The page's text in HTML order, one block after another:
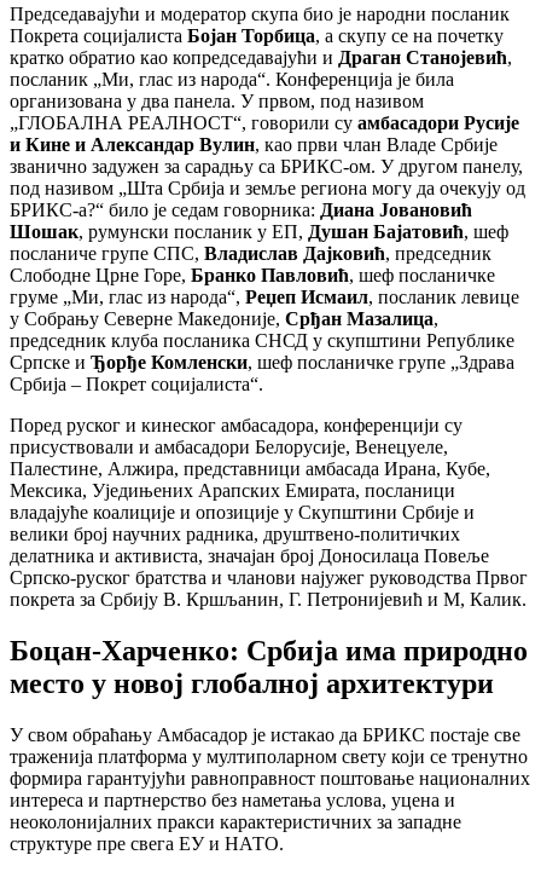
Председавајући и модератор скупа био је народни посланик
Покрета социјалиста Бојан Торбица, а скупу се на почетку
кратко обратио као копредседавајући и Драган Станојевић,
посланик „Ми, глас из народа“. Конференција је била
организована у два панела. У првом, под називом
„ГЛОБАЛНА РЕАЛНОСТ“, говорили су амбасадори Русије
и Кине и Александар Вулин, као први члан Владе Србије
званично задужен за сарадњу са БРИКС-ом. У другом панелу,
под називом „Шта Србија и земље региона могу да очекују од
БРИКС-а?“ било је седам говорника: Диана Јовановић
Шошак, румунски посланик у ЕП, Душан Бајатовић, шеф
посланиче групе СПС, Владислав Дајковић, председник
Слободне Црне Горе, Бранко Павловић, шеф посланичке
груме „Ми, глас из народа“, Реџеп Исмаил, посланик левице
у Собрању Северне Македоније, Срђан Мазалица,
председник клуба посланика СНСД у скупштини Републике
Српске и Ђорђе Комленски, шеф посланичке групе „Здрава
Србија – Покрет социјалиста“.
Поред руског и кинеског амбасадора, конференцији су
присуствовали и амбасадори Белорусије, Венецуеле,
Палестине, Алжира, представници амбасада Ирана, Кубе,
Мексика, Уједињених Арапских Емирата, посланици
владајуће коалиције и опозиције у Скупштини Србије и
велики број научних радника, друштвено-политичких
делатника и активиста, значајан број Доносилаца Повеље
Српско-руског братства и чланови најужег руководства Првог
покрета за Србију В. Кршљанин, Г. Петронијевић и М, Калик.
Боцан-Харченко: Србија има природно
место у новој глобалној архитектури
У свом обраћању Амбасадор је истакао да БРИКС постаје све
траженија платформа у мултиполарном свету који се тренутно
формира гарантујући равноправност поштовање националних
интереса и партнерство без наметања услова, уцена и
неоколонијалних пракси карактеристичних за западне
структуре пре свега ЕУ и НАТО.